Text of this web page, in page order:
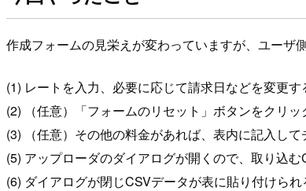
作成フォームの見栄えが変わっていますが、ユーザ
(1) レートを入力、必要に応じて請求日などを変更す
(2) （任意）「フォームのリセット」ボタンをクリ
(3) （任意）その他の料金があれば、表内に記入し
(5) アップローダのダイアログが開くので、取り込
(6) ダイアログが閉じCSVデータが表に貼り付けら